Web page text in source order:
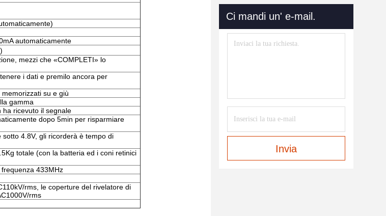
automaticamente
mezzi che «COMPLETI» lo
i dati e premilo ancora per
su e giù
gamma
ha ricevuto il segnale
dopo 5min per risparmiare
4.8V, gli ricorderà è tempo di
totale (con la batteria ed i coni retinici
433MHz
rms, le coperture del rivelatore di
rms
Ci mandi un' e-mail.
Invia